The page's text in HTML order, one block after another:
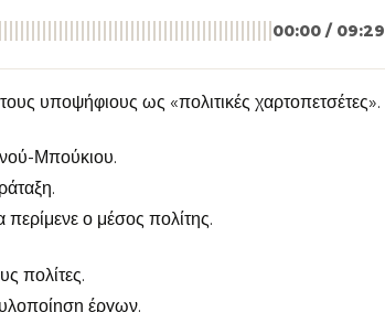
00:00 / 09:29
υποψήφιους ως «πολιτικές χαρτοπετσέτες».
Μπούκιου.
ο μέσος πολίτης.
πολίτες.
έργων.